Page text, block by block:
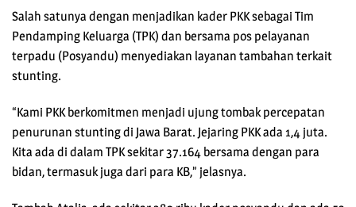
Salah satunya dengan menjadikan kader PKK sebagai Tim
Pendamping Keluarga (TPK) dan bersama pos pelayanan
terpadu (Posyandu) menyediakan layanan tambahan terkait
stunting.
“Kami PKK berkomitmen menjadi ujung tombak percepatan
penurunan stunting di Jawa Barat. Jejaring PKK ada 1,4 juta.
Kita ada di dalam TPK sekitar 37.164 bersama dengan para
bidan, termasuk juga dari para KB,” jelasnya.